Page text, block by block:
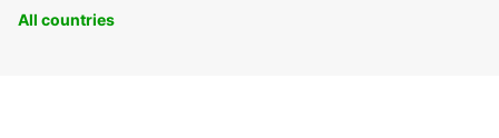
All countries